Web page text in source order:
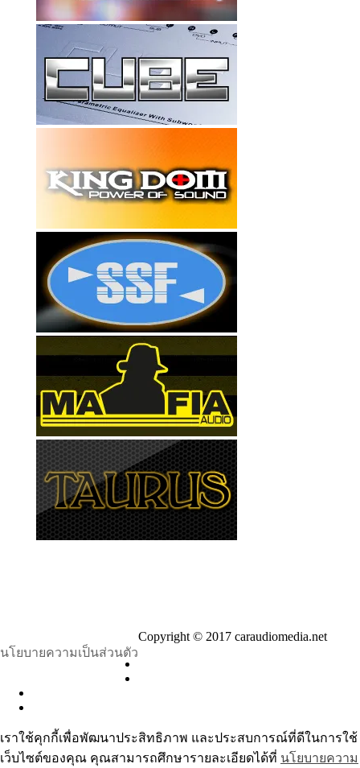
นโยบายความเป็นส่วนตัว
Copyright © 2017 caraudiomedia.net
เราใช้คุกกี้เพื่อพัฒนาประสิทธิภาพ และประสบการณ์ที่ดีในการใช้
เว็บไซต์ของคุณ คุณสามารถศึกษารายละเอียดได้ที่ นโยบายความ